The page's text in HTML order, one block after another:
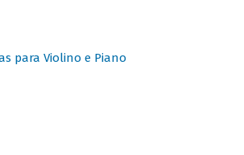
para Violino e Piano